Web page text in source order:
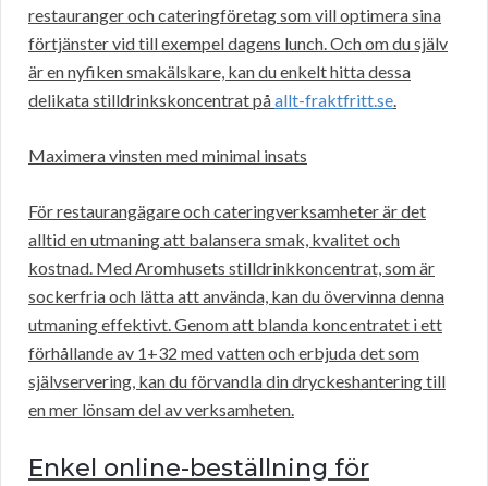
restauranger och cateringföretag som vill optimera sina
förtjänster vid till exempel dagens lunch. Och om du själv
är en nyfiken smakälskare, kan du enkelt hitta dessa
delikata stilldrinkskoncentrat påallt-fraktfritt.se.
Maximera vinsten med minimal insats
För restaurangägare och cateringverksamheter är det
alltid en utmaning att balansera smak, kvalitet och
kostnad. Med Aromhusets stilldrinkkoncentrat, som är
sockerfria och lätta att använda, kan du övervinna denna
utmaning effektivt. Genom att blanda koncentratet i ett
förhållande av 1+32 med vatten och erbjuda det som
självservering, kan du förvandla din dryckeshantering till
en mer lönsam del av verksamheten.
Enkel online-beställning för